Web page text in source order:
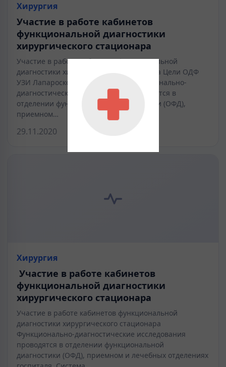
Хирургия
Участие в работе кабинетов
функциональной диагностики
хирургического стационара
Участие в работе кабинетов функциональной
диагностики хирургического стационара Цели ОДФ
УЗИ Лапароскопия Эндоскопия Функционально-
диагностические исследования проводятся в
отделении функциональной диагностики (ОФД),
приемном…
29.11.2020
Хирургия
Участие в работе кабинетов
функциональной диагностики
хирургического стационара
Участие в работе кабинетов функциональной
диагностики хирургического стационара
Функционально-диагностические исследования
проводятся в отделении функциональной
диагностики (ОФД), приемном и лечебных отделениях